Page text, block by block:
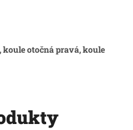
koule otočná pravá, koule